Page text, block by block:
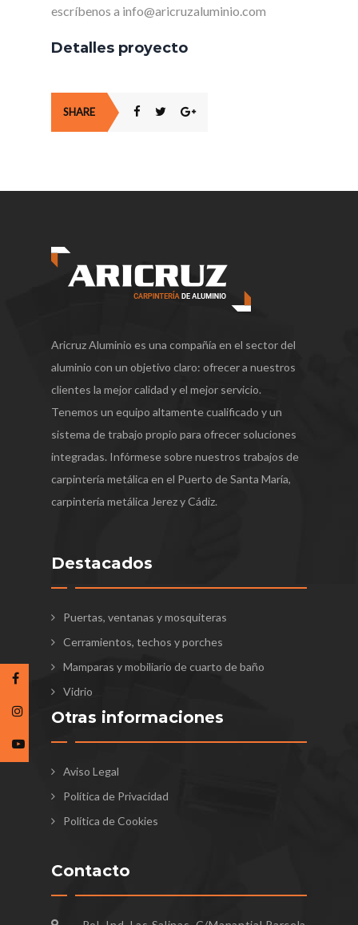
escríbenos a info@aricruzaluminio.com
Detalles proyecto
SHARE
Aricruz Aluminio es una compañía en el sector del
aluminio con un objetivo claro: ofrecer a nuestros
clientes la mejor calidad y el mejor servicio.
Tenemos un equipo altamente cualificado y un
sistema de trabajo propio para ofrecer soluciones
integradas. Infórmese sobre nuestros trabajos de
carpintería metálica en el Puerto de Santa María,
carpintería metálica Jerez y Cádiz.
Destacados
Puertas, ventanas y mosquiteras
Cerramientos, techos y porches
Mamparas y mobiliario de cuarto de baño
Vidrio
Otras informaciones
Aviso Legal
Política de Privacidad
Política de Cookies
Contacto